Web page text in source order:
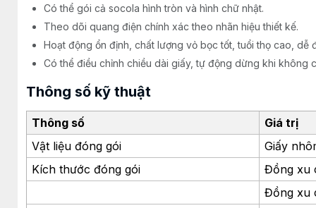
Có thể gói cả socola hình tròn và hình chữ nhật.
Theo dõi quang điện chính xác theo nhãn hiệu thiết kế.
Hoạt động ổn định, chất lượng vỏ bọc tốt, tuổi thọ cao, dễ
Có thể điều chỉnh chiều dài giấy, tự động dừng khi không
Thông số kỹ thuật
Thông số
Giá trị
Vật liệu đóng gói
Giấy
Kích thước đóng gói
Đồng xu
Đồng xu